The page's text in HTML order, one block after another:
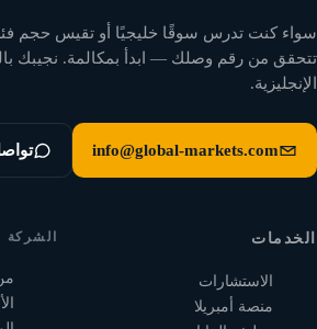
سواء كنت تدرس سوقًا خليجيًا أو تقيس حجم
تتحقق من رقم وصلك — ابدأ بمكالمة. نجيبك
الإنجليزية.
info@global-markets.com
الخدمات
الاستشارات
منصة أمبريلا
الشركة